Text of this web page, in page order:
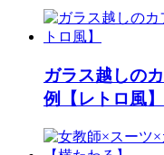
ガラス越しの
例【レトロ風】